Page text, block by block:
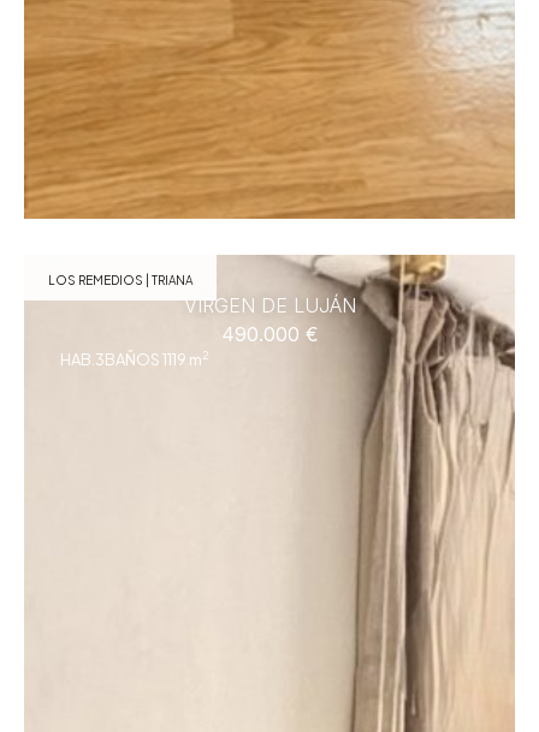
VIRGEN DE LUJÁN
490.000 €
LOS REMEDIOS | TRIANA
HAB.3BAÑOS 1119 m2